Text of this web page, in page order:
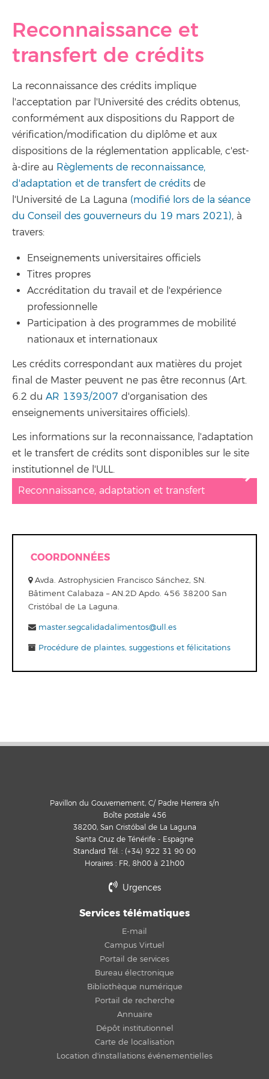
Reconnaissance et
transfert de crédits
La reconnaissance des crédits implique
l'acceptation par l'Université des crédits obtenus,
conformément aux dispositions du Rapport de
vérification/modification du diplôme et aux
dispositions de la réglementation applicable, c'est-
à-dire au Règlements de reconnaissance,
d'adaptation et de transfert de crédits de
l'Université de La Laguna (modifié lors de la séance
du Conseil des gouverneurs du 19 mars 2021), à
travers:
Enseignements universitaires officiels
Titres propres
Accréditation du travail et de l'expérience
professionnelle
Participation à des programmes de mobilité
nationaux et internationaux
Les crédits correspondant aux matières du projet
final de Master peuvent ne pas être reconnus (Art.
6.2 du AR 1393/2007 d'organisation des
enseignements universitaires officiels).
Les informations sur la reconnaissance, l'adaptation
et le transfert de crédits sont disponibles sur le site
institutionnel de l'ULL.
Reconnaissance, adaptation et transfert
COORDONNÉES
Avda. Astrophysicien Francisco Sánchez, SN.
Bâtiment Calabaza – AN.2D Apdo. 456 38200 San
Cristóbal de La Laguna.
master.segcalidadalimentos@ull.es
Procédure de plaintes, suggestions et félicitations
Pavillon du Gouvernement, C/ Padre Herrera s/n
Boîte postale 456
38200, San Cristóbal de La Laguna
Santa Cruz de Ténérife - Espagne
Standard Tél. : (+34) 922 31 90 00
Horaires : FR, 8h00 à 21h00
Urgences
Services télématiques
E-mail
Campus Virtuel
Portail de services
Bureau électronique
Bibliothèque numérique
Portail de recherche
Annuaire
Dépôt institutionnel
Carte de localisation
Location d'installations événementielles